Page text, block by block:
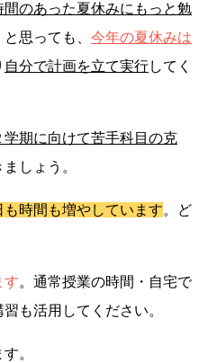
のあった夏休みにもっと勉
と思っても、 今年の夏休みは
自分で計画を立て実行してく
学期に向けて苦手科目の克
しょう。
時間も増やしています。ど
す。通常授業の時間・自宅で
も活用してください。
。